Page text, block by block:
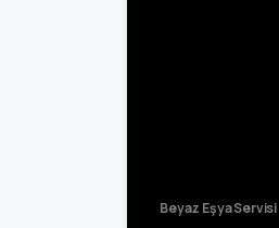
Beyaz Eşya Servisi